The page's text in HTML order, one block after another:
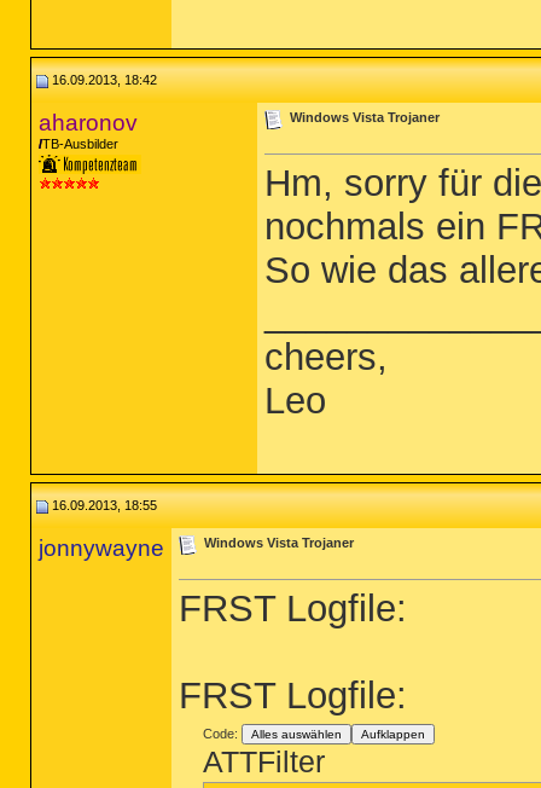
16.09.2013, 18:42
aharonov
TB-Ausbilder
Windows Vista Trojaner
Hm, sorry für
nochmals ein
So wie das
cheers,
Leo
16.09.2013, 18:55
jonnywayne Windows Vista Trojaner
FRST Logfile:
FRST Logfile:
Code: Alles auswählen Aufklappen
ATTFilter